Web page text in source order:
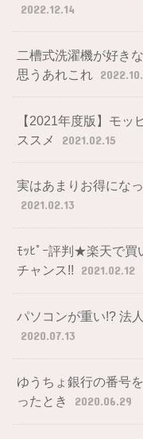
2022.12.14
二槽式洗濯機が好き
思うあれこれ
【2021年度版】モッ
ススメ
2021.02.15
実はあまりお得にな
2021.02.13
ﾓｯﾋﾟｰ評判★楽天で買
チャンス!!
2021.02.12
パソコンが重い!? 法
2020.07.13
ゆうちょ銀行の番号
ったとき
2020.06.29